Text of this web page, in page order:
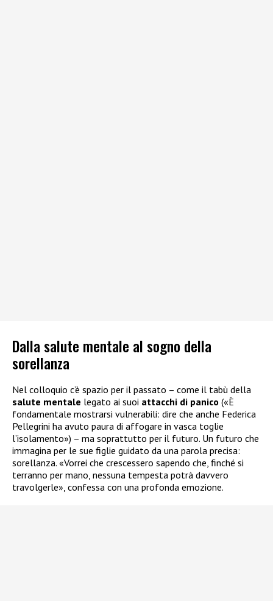
Dalla salute mentale al sogno della
sorellanza
Nel colloquio c’è spazio per il passato – come il tabù della
salute mentale legato ai suoi attacchi di panico («È
fondamentale mostrarsi vulnerabili: dire che anche Federica
Pellegrini ha avuto paura di affogare in vasca toglie
l’isolamento») – ma soprattutto per il futuro. Un futuro che
immagina per le sue figlie guidato da una parola precisa:
sorellanza. «Vorrei che crescessero sapendo che, finché si
terranno per mano, nessuna tempesta potrà davvero
travolgerle», confessa con una profonda emozione.